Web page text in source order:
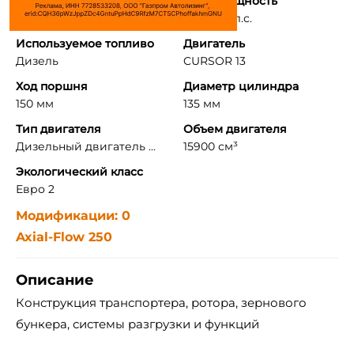
498–634 л.с.
Используемое топливо
Дизель
Двигатель
CURSOR 13
Ход поршня
150 мм
Диаметр цилиндра
135 мм
Тип двигателя
Дизельный двигатель ...
Объем двигателя
15900 см³
Экологический класс
Евро 2
Модификации: 0
Axial-Flow 250
Описание
Конструкция транспортера, ротора, зернового
бункера, системы разгрузки и функций